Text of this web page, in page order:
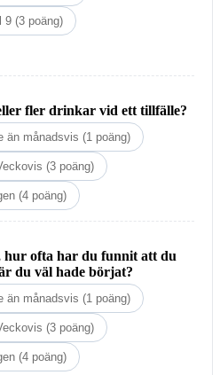
9 (3 poäng)
fler drinkar vid ett tillfälle?
än månadsvis (1 poäng)
(3 poäng)
(4 poäng)
hur ofta har du funnit att du
du väl hade börjat?
än månadsvis (1 poäng)
(3 poäng)
(4 poäng)